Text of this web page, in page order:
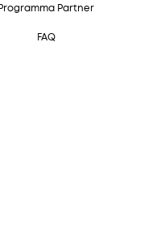
Programma Partner
FAQ